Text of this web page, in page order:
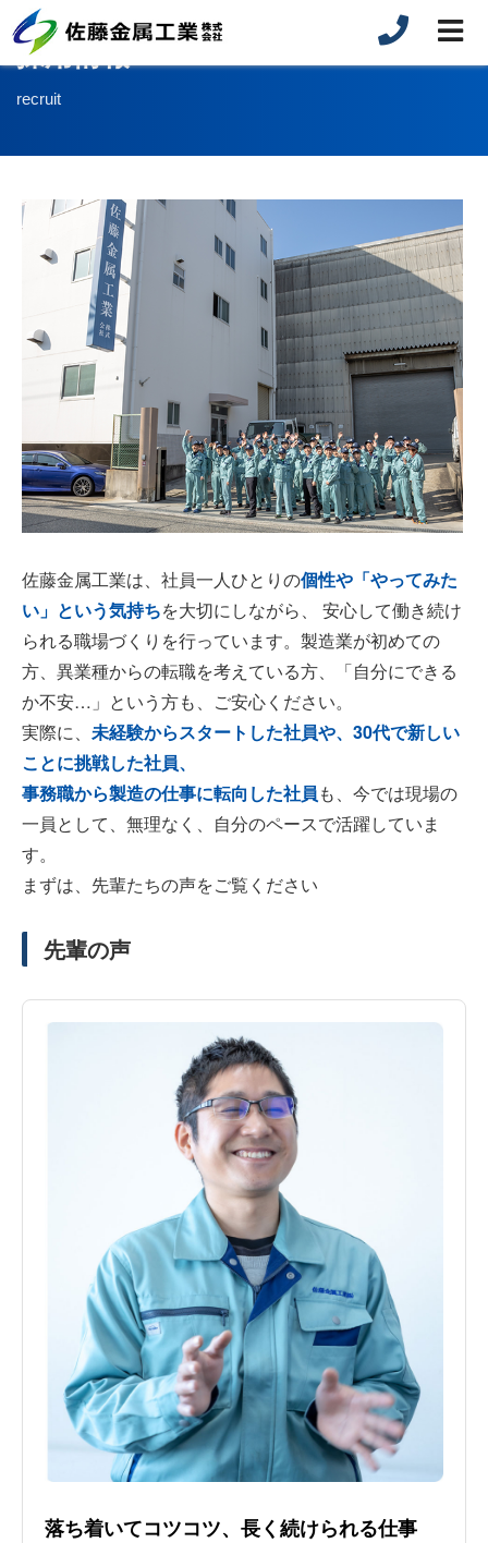
採用情報
recruit
佐藤金属工業は、社員一人ひとりの個性や「やってみた
い」という気持ちを大切にしながら、 安心して働き続け
られる職場づくりを行っています。製造業が初めての
方、異業種からの転職を考えている方、「自分にできる
か不安…」という方も、ご安心ください。
実際に、 未経験からスタートした社員や、30代で新しい
ことに挑戦した社員、
事務職から製造の仕事に転向した社員も、今では現場の
一員として、無理なく、自分のペースで活躍していま
す。
まずは、先輩たちの声をご覧ください
先輩の声
落ち着いてコツコツ、長く続けられる仕事